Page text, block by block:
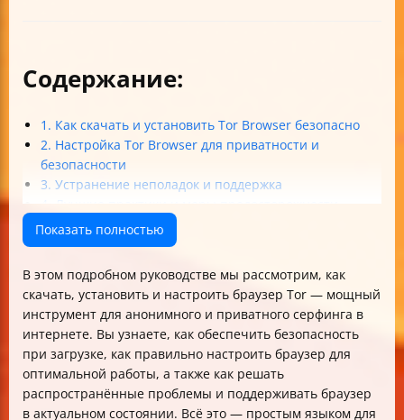
Содержание:
1. Как скачать и установить Tor Browser безопасно
2. Настройка Tor Browser для приватности и
безопасности
3. Устранение неполадок и поддержка
Итог
Показать полностью
В этом подробном руководстве мы рассмотрим, как
скачать, установить и настроить браузер Tor — мощный
инструмент для анонимного и приватного серфинга в
интернете. Вы узнаете, как обеспечить безопасность
при загрузке, как правильно настроить браузер для
оптимальной работы, а также как решать
распространённые проблемы и поддерживать браузер
в актуальном состоянии. Всё это — простым языком для